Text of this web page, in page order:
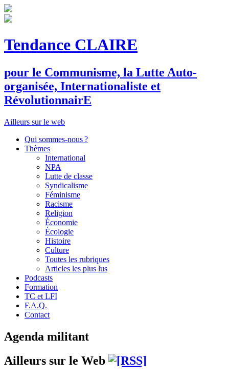
Tendance CLAIRE
pour le Communisme, la Lutte Auto-
organisée, Internationaliste et
RévolutionnairE
Ailleurs sur le web
Qui sommes-nous ?
Thèmes
International
NPA
Lutte de classe
Syndicalisme
Féminisme
Racisme
Religion
Économie
Écologie
Histoire
Culture
Toutes les rubriques
Articles les plus lus
Podcasts
Formation
TC et LFI
F.A.Q.
Contact
Agenda militant
Ailleurs sur le Web